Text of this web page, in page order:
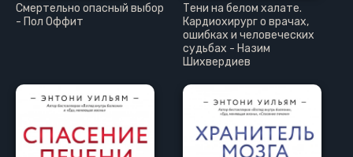
Смертельно опасный выбор
- Пол Оффит
Тени на белом халате.
Кардиохирург о врачах,
ошибках и человеческих
судьбах - Назим
Шихвердиев